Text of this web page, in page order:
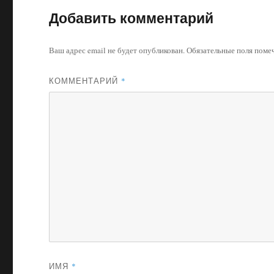
Добавить комментарий
Ваш адрес email не будет опубликован.Обязательные поля
КОММЕНТАРИЙ *
ИМЯ *